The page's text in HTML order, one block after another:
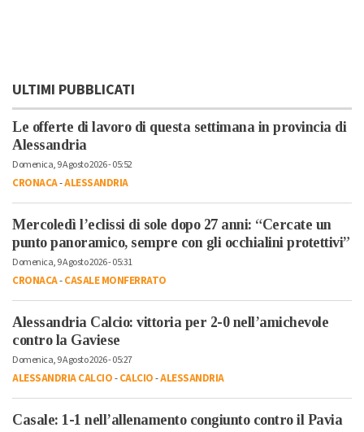
ULTIMI PUBBLICATI
Le offerte di lavoro di questa settimana in provincia di
Alessandria
Domenica, 9 Agosto 2026 - 05:52
CRONACA-ALESSANDRIA
Mercoledì l’eclissi di sole dopo 27 anni: “Cercate un
punto panoramico, sempre con gli occhialini protettivi”
Domenica, 9 Agosto 2026 - 05:31
CRONACA-CASALE MONFERRATO
Alessandria Calcio: vittoria per 2-0 nell’amichevole
contro la Gaviese
Domenica, 9 Agosto 2026 - 05:27
ALESSANDRIA CALCIO-CALCIO-ALESSANDRIA
Casale: 1-1 nell’allenamento congiunto contro il Pavia